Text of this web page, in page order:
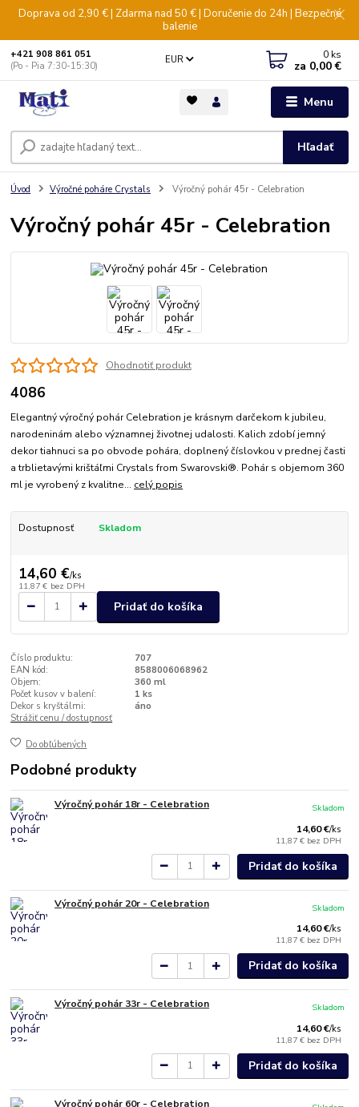
Doprava od 2,90 € | Zdarma nad 50 € | Doručenie do 24h | Bezpečné
balenie
Menu
EUR
Hľadať
+421 908 861 051
(Po - Pia 7:30-15:30)
0 ks
za 0,00 €
Úvod Výročné poháre Crystals Výročný pohár 45r - Celebration
Výročný pohár 45r - Celebration
Ohodnotiť produkt
4086
Elegantný výročný pohár Celebration je krásnym darčekom k jubileu,
narodeninám alebo významnej životnej udalosti. Kalich zdobí jemný
dekor tiahnuci sa po obvode pohára, doplnený číslovkou v prednej časti
a trblietavými krištáľmi Crystals from Swarovski®. Pohár s objemom 360
ml je vyrobený z kvalitne... celý popis
Dostupnosť Skladom
14,60 €/ks
11,87 € bez DPH
Pridať do košíka
Číslo produktu:
707
EAN kód:
8588006068962
Objem:
360 ml
Počet kusov v balení:
1 ks
Dekor s kryštálmi:
áno
Strážiť cenu / dostupnosť
Do obľúbených
Podobné produkty
Výročný pohár 18r - Celebration
14,60 €/ks
11,87 € bez DPH
Skladom
Pridať do košíka
Výročný pohár 20r - Celebration
14,60 €/ks
11,87 € bez DPH
Skladom
Pridať do košíka
Výročný pohár 33r - Celebration
14,60 €/ks
11,87 € bez DPH
Skladom
Pridať do košíka
Výročný pohár 60r - Celebration